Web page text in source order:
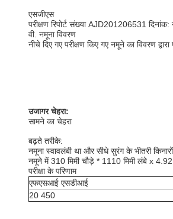
एसजीएस
परीक्षण रिपोर्ट संख्या AJD201206531
वी. नमूना विवरण
नीचे दिए गए परीक्षण किए गए नमूने का विवरण
उजागर चेहरा:
सामने का चेहरा
बढ़ते तरीके:
नमूना स्वावलंबी था और सीधे सुरंग के भीतरी
नमूने में 310 मिमी चौड़े * 1110 मिमी लंबे x
परीक्षा के परिणाम
एफएसआई एसडीआई
20 450